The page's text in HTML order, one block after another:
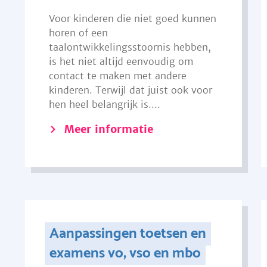
Voor kinderen die niet goed kunnen
horen of een
taalontwikkelingsstoornis hebben,
is het niet altijd eenvoudig om
contact te maken met andere
kinderen. Terwijl dat juist ook voor
hen heel belangrijk is....
Meer informatie
Aanpassingen toetsen en
examens vo, vso en mbo